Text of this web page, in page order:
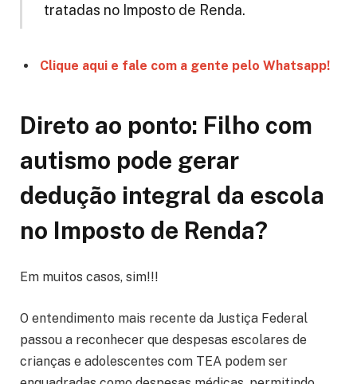
tratadas no Imposto de Renda.
Clique aqui e fale com a gente pelo Whatsapp!
Direto ao ponto: Filho com
autismo pode gerar
dedução integral da escola
no Imposto de Renda?
Em muitos casos, sim!!!
O entendimento mais recente da Justiça Federal
passou a reconhecer que despesas escolares de
crianças e adolescentes com TEA podem ser